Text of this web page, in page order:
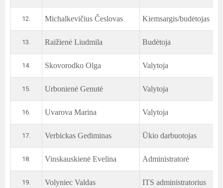
12. Michalkevičius Česlovas Kiemsargis/budėtojas
13. Raižienė Liudmila Budėtoja
14. Skovorodko Olga Valytoja
15. Urbonienė Genutė Valytoja
16. Uvarova Marina Valytoja
17. Verbickas Gediminas Ūkio darbuotojas
18. Vinskauskienė Evelina Administratorė
19. Volyniec Valdas ITS administratorius